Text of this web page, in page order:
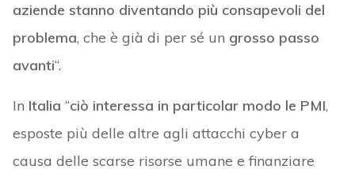
aziende stanno diventando più consapevoli del
problema, che è già di per sé un grosso passo
avanti“.
In Italia “ciò interessa in particolar modo le PMI,
esposte più delle altre agli attacchi cyber a
causa delle scarse risorse umane e finanziare